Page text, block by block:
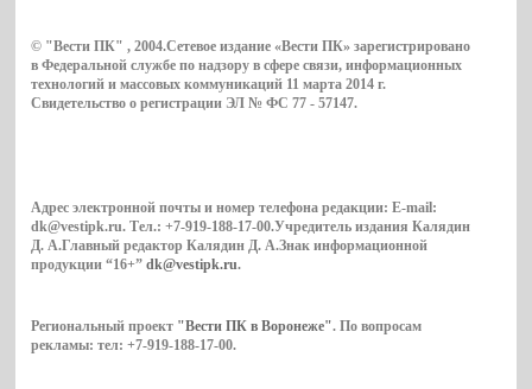
© "Вести ПК" , 2004.Сетевое издание «Вести ПК» зарегистрировано
в Федеральной службе по надзору в сфере связи, информационных
технологий и массовых коммуникаций 11 марта 2014 г.
Свидетельство о регистрации ЭЛ № ФС 77 - 57147.
Адрес электронной почты и номер телефона редакции: E-mail:
dk@vestipk.ru. Тел.: +7-919-188-17-00.Учредитель издания Калядин
Д. А.Главный редактор Калядин Д. А.Знак информационной
продукции “16+”dk@vestipk.ru.
Региональный проект "Вести ПК в Воронеже". По вопросам
рекламы: тел: +7-919-188-17-00.